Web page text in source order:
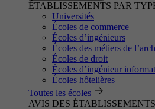
ÉTABLISSEMENTS PAR
Universités
Écoles de commerce
Écoles d’ingénieurs
Écoles des métiers de
Écoles de droit
Écoles d’ingénieur
Écoles hôtelières
Toutes les écoles
AVIS DES ÉTABLISSEMENTS